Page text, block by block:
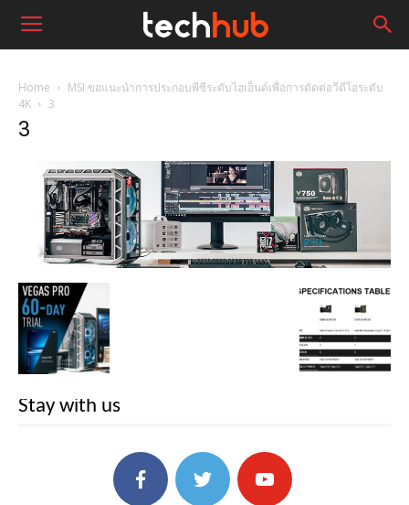
Home
MSI ขอแนะนำการประกอบพีซีระดับไฮเอ็นด์เพื่อการตัดต่อวีดีโอระดับ
4K
3
3
Stay with us